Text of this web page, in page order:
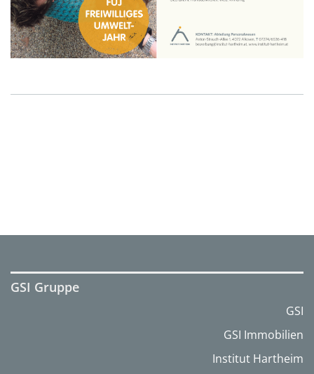
GSI Gruppe
GSI
GSI Immobilien
Institut Hartheim